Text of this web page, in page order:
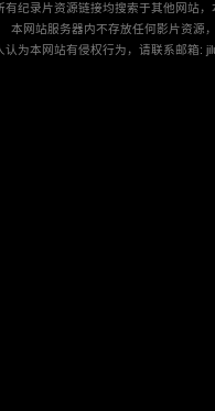
有纪录片资源链接均搜索于其他网站
本网站服务器内不存放任何影片资源
认为本网站有侵权行为，请联系邮箱: